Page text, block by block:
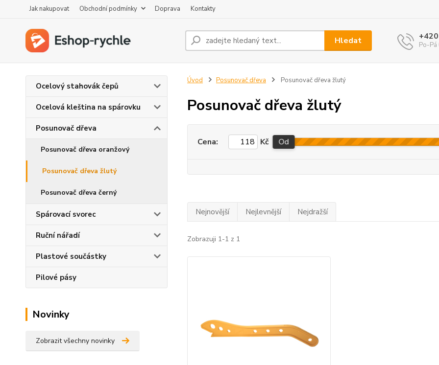
Jak nakupovat Obchodní podmínky Doprava Kontakty
Hledat Po-
Ocelový stahovák čepů
Ocelová kleština na spárovku
Posunovač dřeva
Posunovač dřeva oranžový
Posunovač dřeva žlutý
Posunovač dřeva černý
Spárovací svorec
Ruční nářadí
Plastové součástky
Pilové pásy
Novinky
Zobrazit všechny novinky
Úvod Posunovač dřeva Posunovač dřeva žlutý
Posunovač dřeva žlutý
Cena: Kč Od
Nejnovější Nejlevnější Nejdražší
Zobrazuji 1-1 z 1